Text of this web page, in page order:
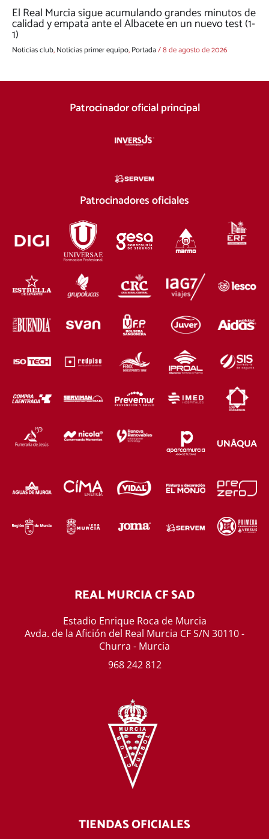
El Real Murcia sigue acumulando grandes minutos de
calidad y empata ante el Albacete en un nuevo test (1-
1)
Noticias club,Noticias primer equipo,Portada/8 de agosto de 2026
Patrocinador oficial principal
Patrocinadores oficiales
REAL MURCIA CF SAD
Estadio Enrique Roca de Murcia
Avda. de la Afición del Real Murcia CF S/N 30110 -
Churra - Murcia
968 242 812
TIENDAS OFICIALES